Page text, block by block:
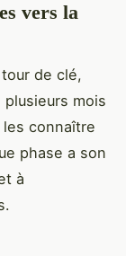
vers la
de clé,
plusieurs mois
connaître
phase a son
à